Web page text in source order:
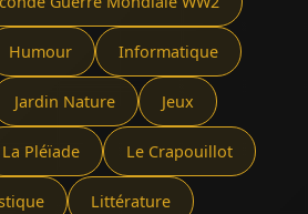
Humour Informatique
Jardin Nature Jeux
La Pléïade Le Crapouillot
Littérature